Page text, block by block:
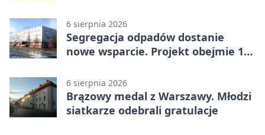
6 sierpnia 2026
Segregacja odpadów dostanie
nowe wsparcie. Projekt obejmie 15
6 sierpnia 2026
Brązowy medal z Warszawy. Młodzi
siatkarze odebrali gratulacje